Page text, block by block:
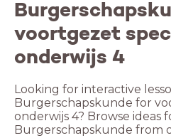
voortgezet
onderwijs 4
Looking for interactive
Burgerschapskunde for
onderwijs 4? Browse ideas
Burgerschapskunde from